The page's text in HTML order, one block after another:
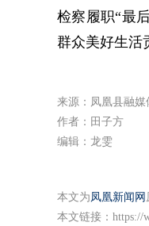
检察履职“最
群众美好生活
来源：凤凰县融媒
作者：田子方
编辑：龙雯
本文为凤凰新闻网
本文链接： https://